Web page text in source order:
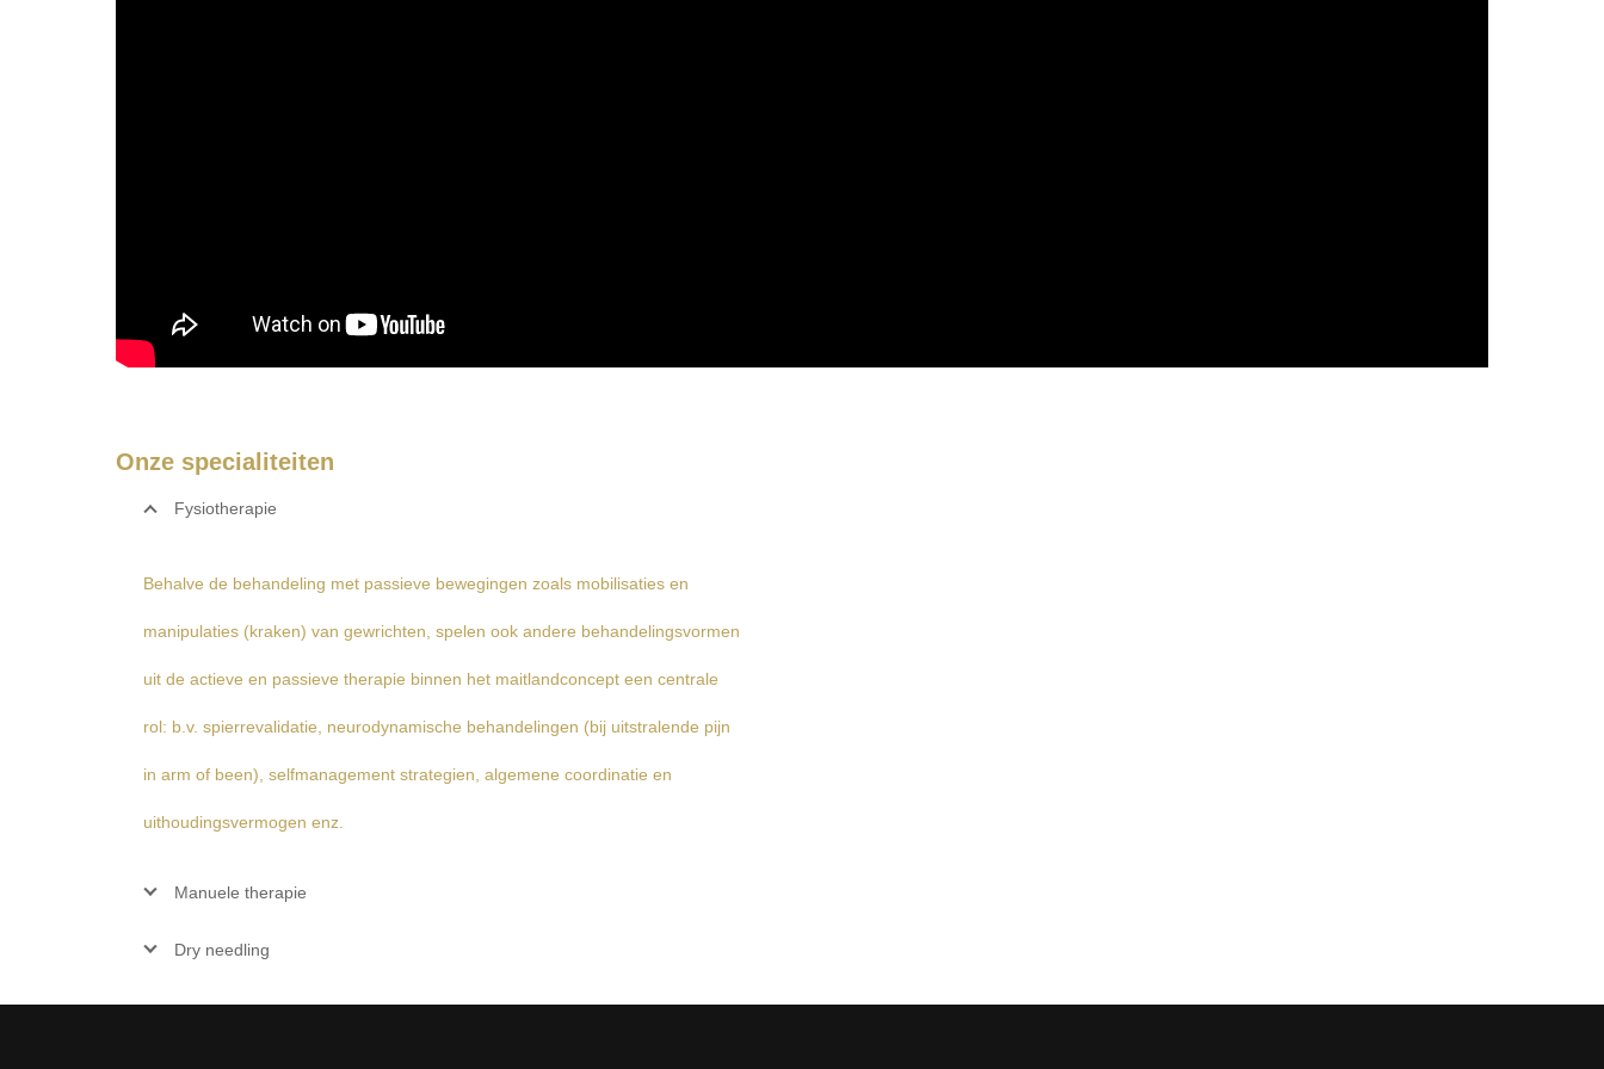
Onze specialiteiten
Fysiotherapie
Behalve de behandeling met passieve bewegingen zoals mobilisaties en
manipulaties (kraken) van gewrichten, spelen ook andere behandelingsvormen
uit de actieve en passieve therapie binnen het maitlandconcept een centrale
rol: b.v. spierrevalidatie, neurodynamische behandelingen (bij uitstralende pijn
in arm of been), selfmanagement strategien, algemene coordinatie en
uithoudingsvermogen enz.
Manuele therapie
Dry needling